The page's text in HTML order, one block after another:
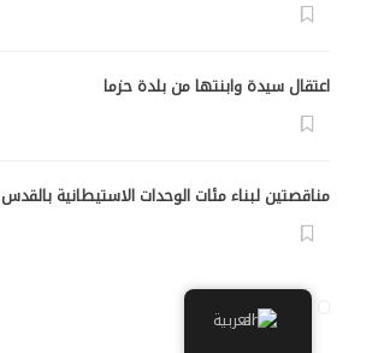
اعتقال سيدة وابنتها من بلدة حزما
مناقصتين لبناء مئات الوحدات الاستيطانية بالقدس
العربية